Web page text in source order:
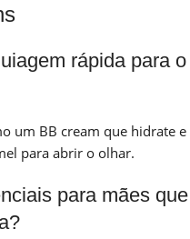
rápida para o
um BB cream que hidrate e
para abrir o olhar.
para mães que